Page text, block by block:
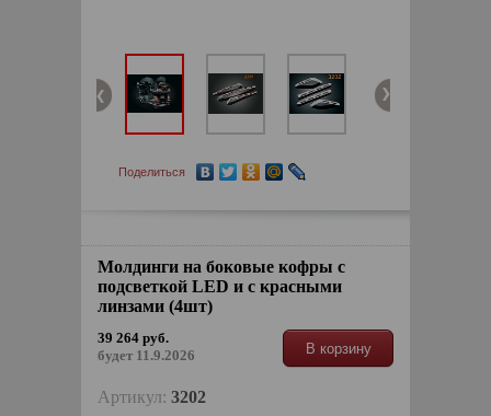
Поделиться
Молдинги на боковые кофры с
подсветкой LED и с красными
линзами (4шт)
39 264 руб.
будет 11.9.2026
В корзину
Артикул: 3202